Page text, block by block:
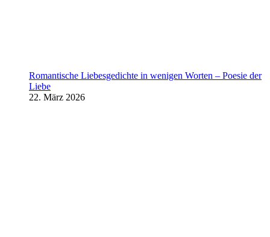
Romantische Liebesgedichte in wenigen Worten – Poesie der
Liebe
22. März 2026